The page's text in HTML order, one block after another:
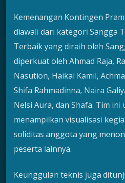
Kemenangan Kontingen
diawali dari kategori Sangga
Terbaik yang diraih oleh
diperkuat oleh Ahmad Raja,
Nasution, Haikal Kamil,
Shifa Rahmadinna, Naira
Nelsi Aura, dan Shafa. Tim ini
menampilkan visualisasi
soliditas anggota yang
peserta lainnya.
Keunggulan teknis juga